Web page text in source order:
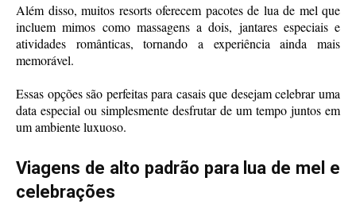
Além disso, muitos resorts oferecem pacotes de lua de mel que
incluem mimos como massagens a dois, jantares especiais e
atividades românticas, tornando a experiência ainda mais
memorável.
Essas opções são perfeitas para casais que desejam celebrar uma
data especial ou simplesmente desfrutar de um tempo juntos em
um ambiente luxuoso.
Viagens de alto padrão para lua de mel e
celebrações